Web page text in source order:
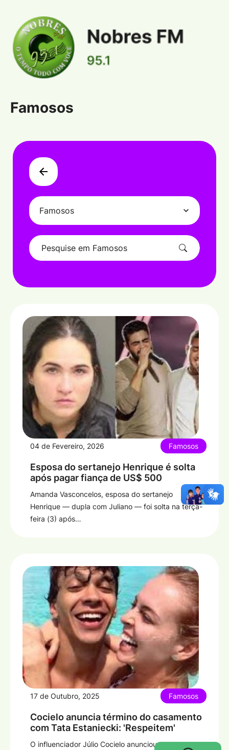
Famosos
Famosos
04 de Fevereiro, 2026 Famosos
Esposa do sertanejo Henrique é solta
após pagar fiança de US$ 500
Amanda Vasconcelos, esposa do sertanejo
Henrique — dupla com Juliano — foi solta na terça-
feira (3) após…
17 de Outubro, 2025 Famosos
Cocielo anuncia término do casamento
com Tata Estaniecki: 'Respeitem'
O influenciador Júlio Cocielo anunciou na